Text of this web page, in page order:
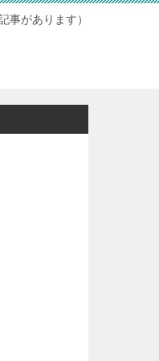
事があります）